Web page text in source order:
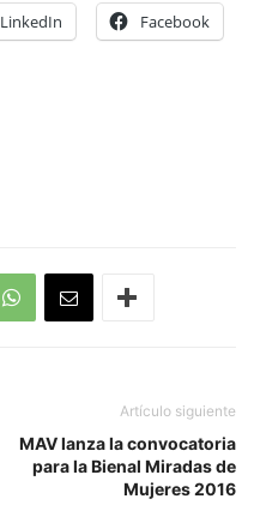
LinkedIn Facebook
Artículo siguiente
MAV lanza la convocatoria
para la Bienal Miradas de
Mujeres 2016